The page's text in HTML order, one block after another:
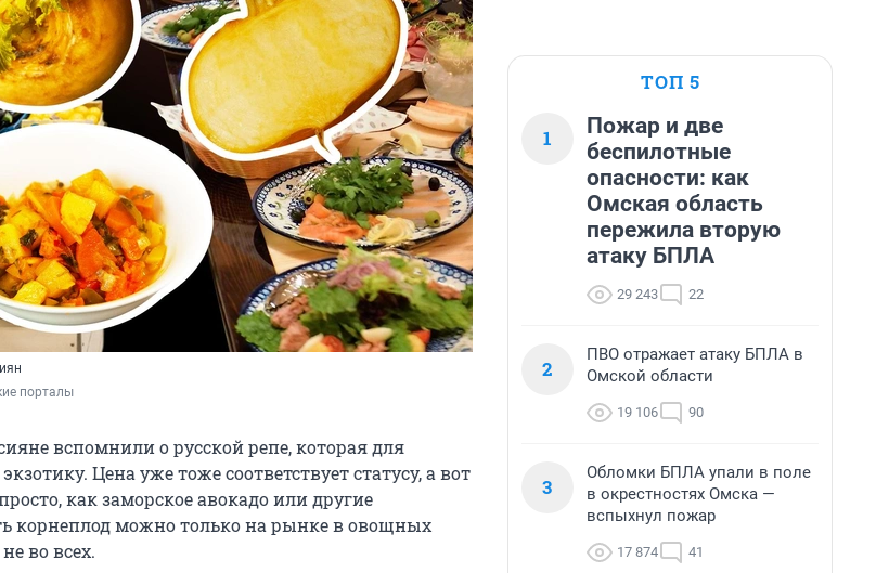
порталы
вспомнили о русской репе, которая для
Цена уже тоже соответствует статусу, а вот
как заморское авокадо или другие
корнеплод можно только на рынке в овощных
во всех.
ТОП 5
1
Пожар и две
беспилотные
опасности: как
Омская область
пережила вторую
атаку БПЛА
29 243 22
2
ПВО отражает атаку БПЛА в
Омской области
19 106 90
3
Обломки БПЛА упали в поле
в окрестностях Омска —
вспыхнул пожар
17 874 41